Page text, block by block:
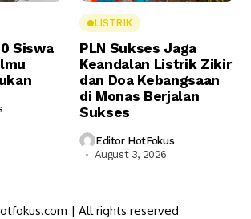
Siswa
LISTRIK
PLN Sukses Jaga
Keandalan Listrik Zikir
dan Doa Kebangsaan
di Monas Berjalan
Sukses
Editor HotFokus
August 3, 2026
| All rights reserved